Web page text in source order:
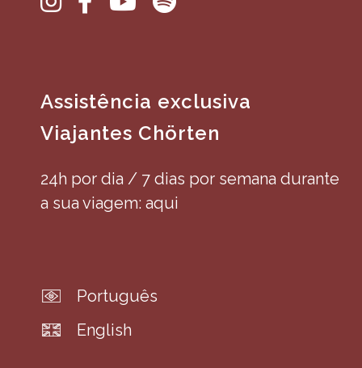
Assistência exclusiva
Viajantes Chörten
24h por dia / 7 dias por semana durante
a sua viagem: aqui
Português
English